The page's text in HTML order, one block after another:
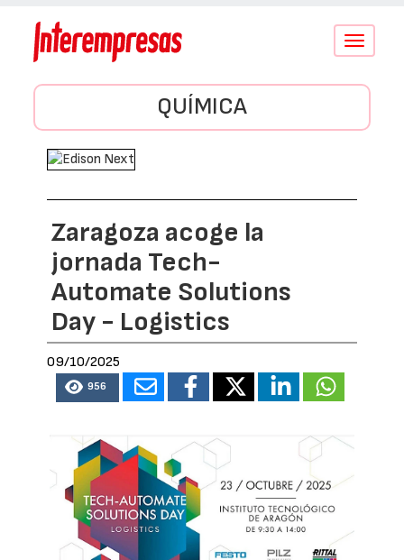
Conmutar
QUÍMICA
Zaragoza acoge la
jornada Tech-
Automate Solutions
Day - Logistics
09/10/2025
956